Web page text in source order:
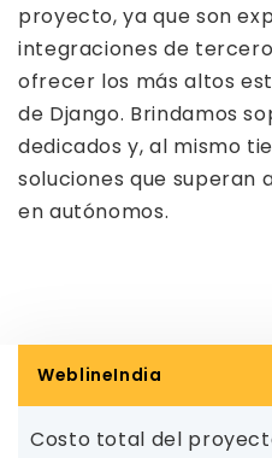
proyecto, ya que son
integraciones de
ofrecer los más altos
de Django. Brindamos
dedicados y, al mismo
soluciones que superan
en autónomos.
WeblineIndia
Costo total del